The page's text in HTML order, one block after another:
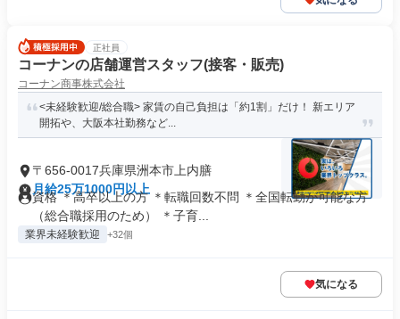
正社員
コーナンの店舗運営スタッフ(接客・販売)
コーナン商事株式会社
<未経験歓迎/総合職> 家賃の自己負担は「約1割」だけ！ 新エリア
開拓や、大阪本社勤務など...
〒656-0017兵庫県洲本市上内膳
月給25万1000円以上
資格 ＊高卒以上の方 ＊転職回数不問 ＊全国転勤が可能な方
（総合職採用のため） ＊子育...
業界未経験歓迎 +32個
気になる